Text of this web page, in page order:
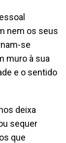
nem os seus
se
muro à sua
e o sentido
deixa
sequer
que